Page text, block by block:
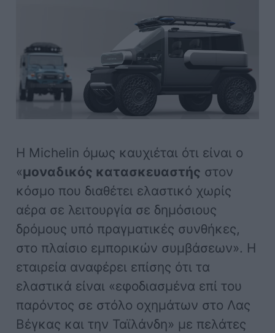
Η Michelin όμως καυχιέται ότι είναι ο
«μοναδικός κατασκευαστής στον
κόσμο που διαθέτει ελαστικό χωρίς
αέρα σε λειτουργία σε δημόσιους
δρόμους υπό πραγματικές συνθήκες,
στο πλαίσιο εμπορικών συμβάσεων». Η
εταιρεία αναφέρει επίσης ότι τα
ελαστικά είναι «εφοδιασμένα επί του
παρόντος σε στόλο οχημάτων στο Λας
Βέγκας και την Ταϊλάνδη» με πελάτες